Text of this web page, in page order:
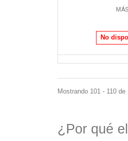
MÁS
No
Mostrando 101 - 110 de
¿Por qué